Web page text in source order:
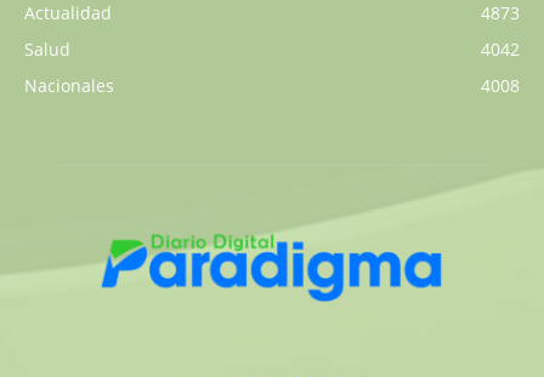
Actualidad
4873
Salud
4042
Nacionales
4008